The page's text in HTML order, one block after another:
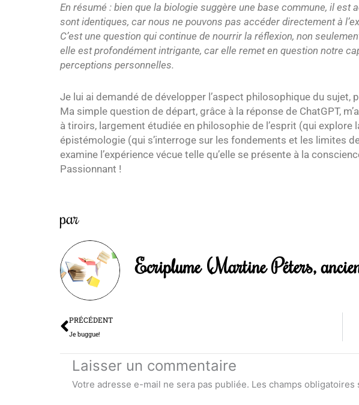
En résumé : bien que la biologie suggère une base commune, il
sont identiques, car nous ne pouvons pas accéder directement à
C’est une question qui continue de nourrir la réflexion, non
elle est profondément intrigante, car elle remet en question notre
perceptions personnelles.
Je lui ai demandé de développer l’aspect philosophique du sujet,
Ma simple question de départ, grâce à la réponse de ChatGPT,
à tiroirs, largement étudiée en philosophie de l’esprit (qui
épistémologie (qui s’interroge sur les fondements et les limites
examine l’expérience vécue telle qu’elle se présente à la
Passionnant !
par
Ecriplume (Martine Péters,
Précédent
PRÉCÉDENT
Je buggue!
Laisser un commentaire
Votre adresse e-mail ne sera pas publiée. Les champs obligatoires